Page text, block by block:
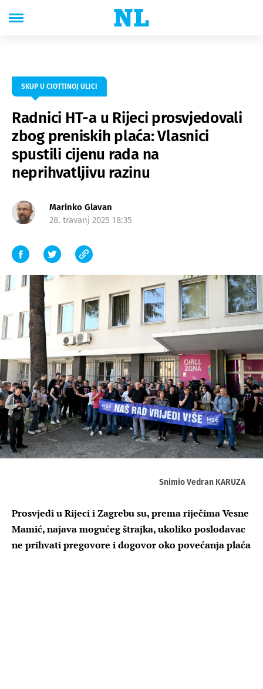
SKUP U CIOTTINOJ ULICI
Radnici HT-a u Rijeci prosvjedovali
zbog preniskih plaća: Vlasnici
spustili cijenu rada na
neprihvatljivu razinu
Marinko Glavan
28. travanj 2025 18:35
Snimio Vedran KARUZA
Prosvjedi u Rijeci i Zagrebu su, prema riječima Vesne
Mamić, najava mogućeg štrajka, ukoliko poslodavac
ne prihvati pregovore i dogovor oko povećanja plaća